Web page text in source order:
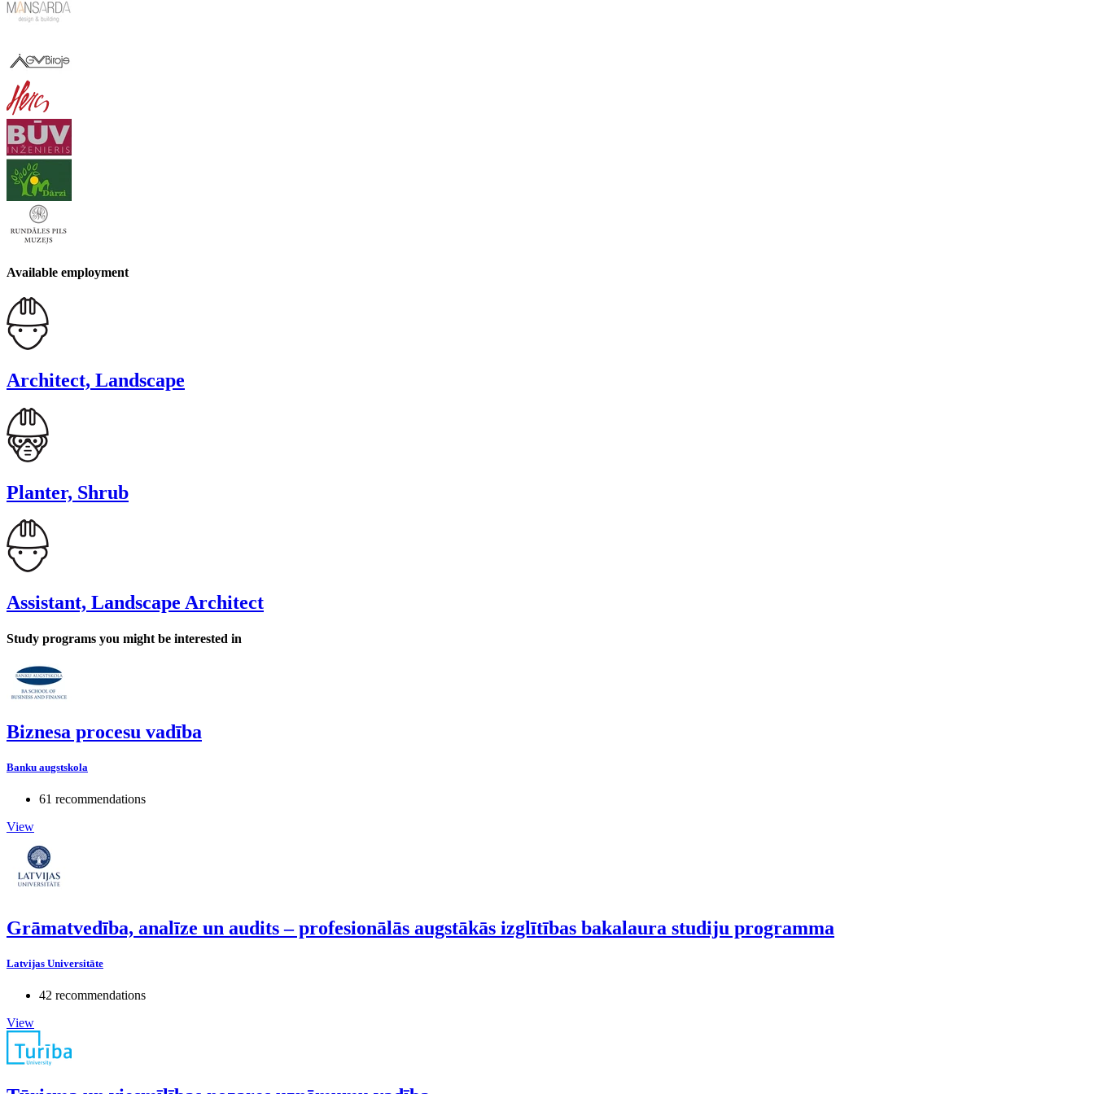
Available employment
Architect, Landscape
Planter, Shrub
Assistant, Landscape Architect
Study programs you might be interested in
Biznesa procesu vadība
Banku augstskola
61 recommendations
View
Grāmatvedība, analīze un audits – profesionālās augstākās izglītības bakalaura studiju programma
Latvijas Universitāte
42 recommendations
View